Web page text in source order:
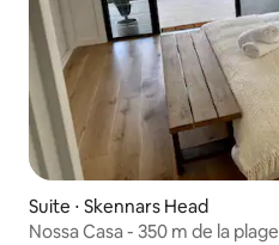
Suite ⋅ Skennars Head
Nossa Casa - 350 m de la plage